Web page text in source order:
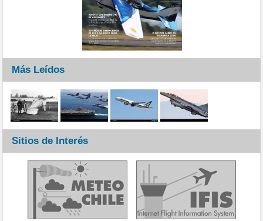
Más Leídos
Sitios de Interés